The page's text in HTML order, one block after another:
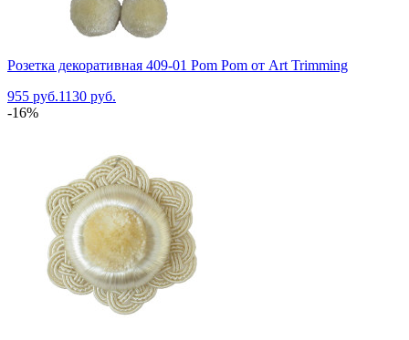
Розетка декоративная 409-01 Pom Pom от Art Trimming
955 руб.1130 руб.
-16%